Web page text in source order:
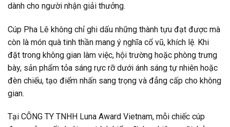
dành cho người nhận giải thưởng.
Cúp Pha Lê không chỉ ghi dấu những thành tựu đạt được mà
còn là món quà tinh thần mang ý nghĩa cổ vũ, khích lệ. Khi
đặt trong không gian làm việc, hội trường hoặc phòng trưng
bày, sản phẩm tỏa sáng rực rỡ dưới ánh sáng tự nhiên hoặc
đèn chiếu, tạo điểm nhấn sang trọng và đẳng cấp cho không
gian.
Tại CÔNG TY TNHH Luna Award Vietnam, mỗi chiếc cúp